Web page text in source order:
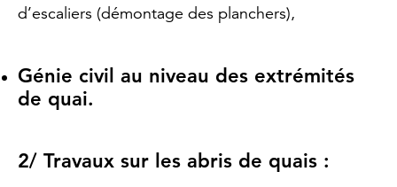
d’escaliers (démontage des planchers),
Génie civil au niveau des extrémités
de quai.
2/ Travaux sur les abris de quais :